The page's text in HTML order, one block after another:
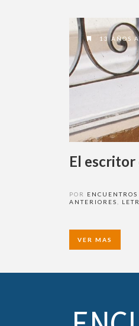
13 AÑOS
El escritor
POR
ANTERIORES
VER MAS